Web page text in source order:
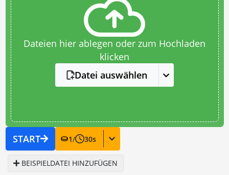
Dateien hier ablegen oder zum Hochladen
klicken
Datei auswählen
START 1/ 30s
BEISPIELDATEI HINZUFÜGEN